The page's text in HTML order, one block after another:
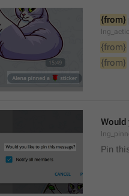
{from}
{from}
{from}
Would
Pin